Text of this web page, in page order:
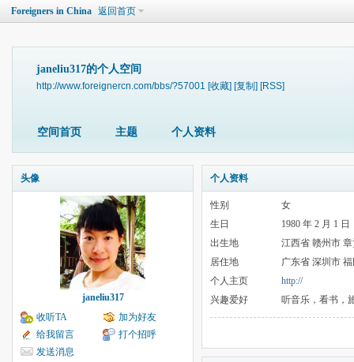
Foreigners in China 返回首页
janeliu317的个人空间
http://www.foreignercn.com/bbs/?57001 [收藏] [复制] [RSS]
空间首页 主题 个人资料
头像
janeliu317
收听TA
加为好友
给我留言
打个招呼
发送消息
个人资料
性别
女
生日
1980 年 2 月 1 日
出生地
江西省 赣州市
居住地
广东省 深圳市
个人主页
http://
兴趣爱好
听音乐，看书，